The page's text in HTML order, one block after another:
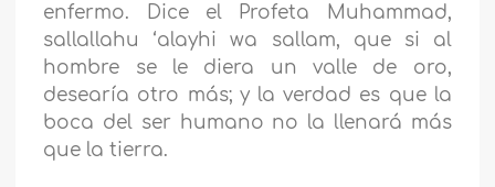
enfermo. Dice el Profeta Muhammad,
sallallahu ‘alayhi wa sallam, que si al
hombre se le diera un valle de oro,
desearía otro más; y la verdad es que la
boca del ser humano no la llenará más
que la tierra.